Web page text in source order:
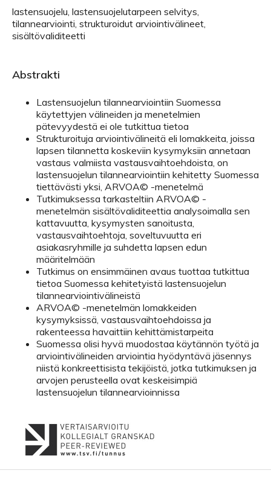
lastensuojelu, lastensuojelutarpeen selvitys,
tilannearviointi, strukturoidut arviointivälineet,
sisältövaliditeetti
Abstrakti
Lastensuojelun tilannearviointiin Suomessa
käytettyjen välineiden ja menetelmien
pätevyydestä ei ole tutkittua tietoa
Strukturoituja arviointivälineitä eli lomakkeita, joissa
lapsen tilannetta koskeviin kysymyksiin annetaan
vastaus valmiista vastausvaihtoehdoista, on
lastensuojelun tilannearviointiin kehitetty Suomessa
tiettävästi yksi, ARVOA© -menetelmä
Tutkimuksessa tarkasteltiin ARVOA© -
menetelmän sisältövaliditeettia analysoimalla sen
kattavuutta, kysymysten sanoitusta,
vastausvaihtoehtoja, soveltuvuutta eri
asiakasryhmille ja suhdetta lapsen edun
määritelmään
Tutkimus on ensimmäinen avaus tuottaa tutkittua
tietoa Suomessa kehitetyistä lastensuojelun
tilannearviointivälineistä
ARVOA© -menetelmän lomakkeiden
kysymyksissä, vastausvaihtoehdoissa ja
rakenteessa havaittiin kehittämistarpeita
Suomessa olisi hyvä muodostaa käytännön työtä ja
arviointivälineiden arviointia hyödyntävä jäsennys
niistä konkreettisista tekijöistä, jotka tutkimuksen ja
arvojen perusteella ovat keskeisimpiä
lastensuojelun tilannearvioinnissa